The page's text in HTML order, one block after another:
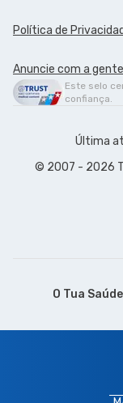
Política de
Anuncie com a gente
Este selo
confiança.
Última
© 2007 - 2026
O Tua